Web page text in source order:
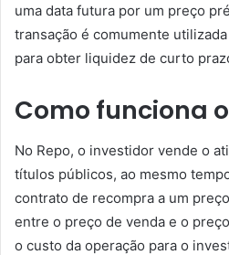
uma data futura por um preço
transação é comumente
para obter liquidez de curto
Como funciona
No Repo, o investidor vende o
títulos públicos, ao mesmo
contrato de recompra a um
entre o preço de venda e o
o custo da operação para o